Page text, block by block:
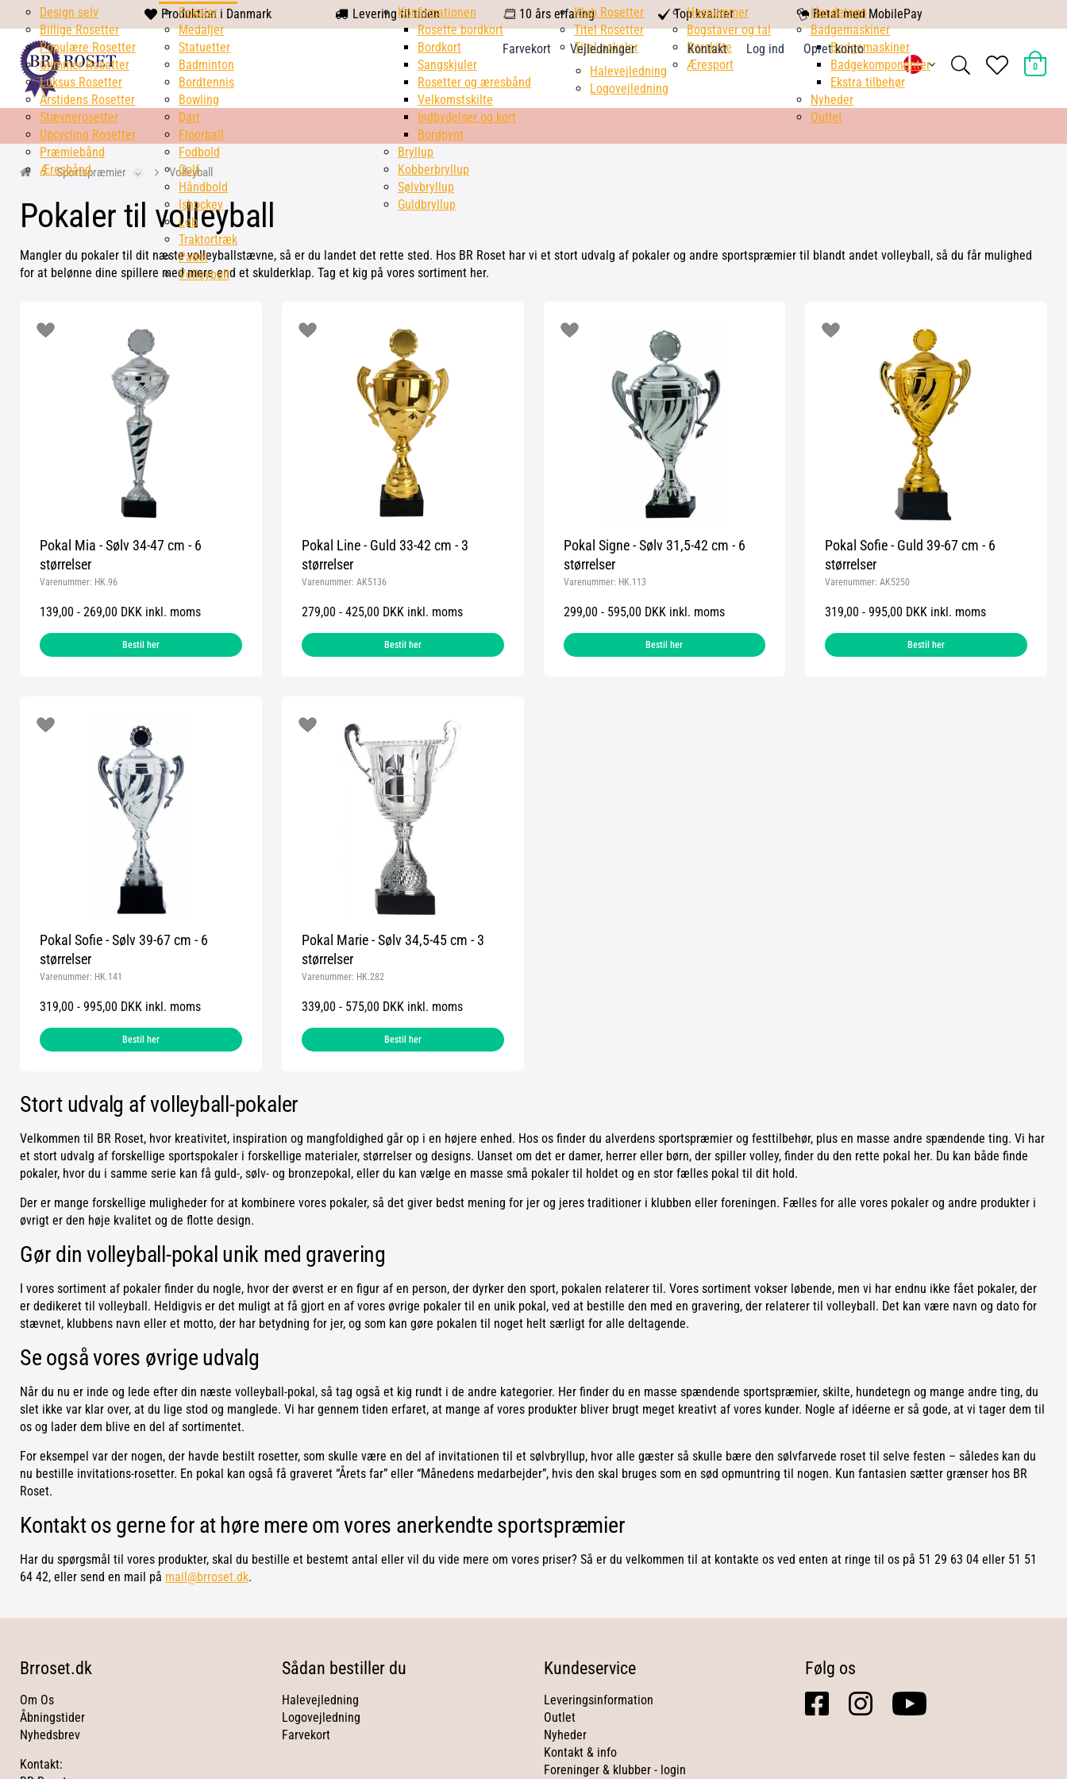
heart
solid
Produktion i Danmark Levering til tiden calendar
10 års erfaring
check
mark
Top kvalitet
mobile
pay
Betal med MobilePay
Farvekort
Vejledninger
Halevejledning
Logovejledning
Kontakt Log ind
Opret konto
search heart
light
0
Design selv
Billige Rosetter
Populære Rosetter
Glimmer Rosetter
Luksus Rosetter
Årstidens Rosetter
Stævnerosetter
Upcycling Rosetter
Præmiebånd
Æresbånd
Pokaler
Medaljer
Statuetter
Badminton
Bordtennis
Bowling
Dart
Floorball
Fodbold
Golf
Håndbold
Ishockey
Løb
Traktortræk
Padel
Volleyball
Konfirmationen
Rosette bordkort
Bordkort
Sangskjuler
Rosetter og æresbånd
Velkomstskilte
Indbydelser og kort
Bordpynt
Bryllup
Kobberbryllup
Sølvbryllup
Guldbryllup
Klub Rosetter
Titel Rosetter
Titel pokaler
Husnummer
Bogstaver og tal
Dørskilte
Æresport
Hundetegn
Badgemaskiner
Badgemaskiner
Badgekomponenter
Ekstra tilbehør
Nyheder
Outlet
Sportspræmier Volleyball
Pokaler til volleyball
Mangler du pokaler til dit næste volleyballstævne, så er du landet det rette sted. Hos BR Roset har vi et stort udvalg af pokaler og andre sportspræmier til blandt andet volleyball, så du får mulighed
for at belønne dine spillere med mere end et skulderklap. Tag et kig på vores sortiment her.
Pokal Mia - Sølv 34-47 cm - 6
størrelser
Varenummer: HK.96
139,00 - 269,00 DKK inkl. moms
Bestil her
Pokal Line - Guld 33-42 cm - 3
størrelser
Varenummer: AK5136
279,00 - 425,00 DKK inkl. moms
Bestil her
Pokal Signe - Sølv 31,5-42 cm - 6
størrelser
Varenummer: HK.113
299,00 - 595,00 DKK inkl. moms
Bestil her
Pokal Sofie - Guld 39-67 cm - 6
størrelser
Varenummer:AK5250
319,00 - 995,00 DKK inkl. moms
Bestil her
Pokal Sofie - Sølv 39-67 cm - 6
størrelser
Varenummer: HK.141
319,00 - 995,00 DKK inkl. moms
Bestil her
Pokal Marie - Sølv 34,5-45 cm - 3
størrelser
Varenummer: HK.282
339,00 - 575,00 DKK inkl. moms
Bestil her
Stort udvalg af volleyball-pokaler
Velkommen til BR Roset, hvor kreativitet, inspiration og mangfoldighed går op i en højere enhed. Hos os finder du alverdens sportspræmier og festtilbehør, plus en masse andre spændende ting. Vi har
et stort udvalg af forskellige sportspokaler i forskellige materialer, størrelser og designs. Uanset om det er damer, herrer eller børn, der spiller volley, finder du den rette pokal her. Du kan både finde
pokaler, hvor du i samme serie kan få guld-, sølv- og bronzepokal, eller du kan vælge en masse små pokaler til holdet og en stor fælles pokal til dit hold.
Der er mange forskellige muligheder for at kombinere vores pokaler, så det giver bedst mening for jer og jeres traditioner i klubben eller foreningen. Fælles for alle vores pokaler og andre produkter i
øvrigt er den høje kvalitet og de flotte design.
Gør din volleyball-pokal unik med gravering
I vores sortiment af pokaler finder du nogle, hvor der øverst er en figur af en person, der dyrker den sport, pokalen relaterer til. Vores sortiment vokser løbende, men vi har endnu ikke fået pokaler, der
er dedikeret til volleyball. Heldigvis er det muligt at få gjort en af vores øvrige pokaler til en unik pokal, ved at bestille den med en gravering, der relaterer til volleyball. Det kan være navn og dato for
stævnet, klubbens navn eller et motto, der har betydning for jer, og som kan gøre pokalen til noget helt særligt for alle deltagende.
Se også vores øvrige udvalg
Når du nu er inde og lede efter din næste volleyball-pokal, så tag også et kig rundt i de andre kategorier. Her finder du en masse spændende sportspræmier, skilte, hundetegn og mange andre ting, du
slet ikke var klar over, at du lige stod og manglede. Vi har gennem tiden erfaret, at mange af vores produkter bliver brugt meget kreativt af vores kunder. Nogle af idéerne er så gode, at vi tager dem til
os og lader dem blive en del af sortimentet.
For eksempel var der nogen, der havde bestilt rosetter, som skulle være en del af invitationen til et sølvbryllup, hvor alle gæster så skulle bære den sølvfarvede roset til selve festen – således kan du
nu bestille invitations-rosetter. En pokal kan også få graveret “Årets far” eller “Månedens medarbejder”, hvis den skal bruges som en sød opmuntring til nogen. Kun fantasien sætter grænser hos BR
Roset.
Kontakt os gerne for at høre mere om vores anerkendte sportspræmier
Har du spørgsmål til vores produkter, skal du bestille et bestemt antal eller vil du vide mere om vores priser? Så er du velkommen til at kontakte os ved enten at ringe til os på 51 29 63 04 eller 51 51
64 42, eller send en mail på mail@brroset.dk.
Brroset.dk
Om Os
Åbningstider
Nyhedsbrev
Kontakt:
Sådan bestiller du
Halevejledning
Logovejledning
Farvekort
Kundeservice
Leveringsinformation
Outlet
Nyheder
Kontakt & info
Foreninger & klubber - login
Følg os
facebook
square
instagram youtube